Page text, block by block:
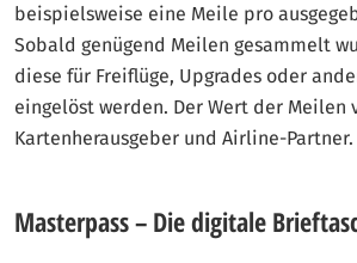
beispielsweise eine Meile pro
Sobald genügend Meilen gesammelt
diese für Freiflüge, Upgrades oder
eingelöst werden. Der Wert der Meilen
Kartenherausgeber und Airline-Partner.
Masterpass – Die digitale